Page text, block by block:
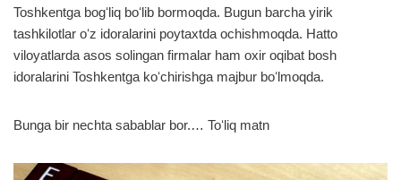
Toshkentga bogʻliq boʻlib bormoqda. Bugun barcha yirik
tashkilotlar oʻz idoralarini poytaxtda ochishmoqda. Hatto
viloyatlarda asos solingan firmalar ham oxir oqibat bosh
idoralarini Toshkentga koʻchirishga majbur boʻlmoqda.
Bunga bir nechta sabablar bor.… Toʻliq matn